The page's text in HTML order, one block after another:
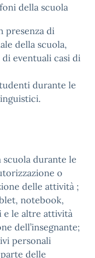
della scuola
presenza di
della scuola,
eventuali casi di
durante le
durante le
o
delle attività ;
notebook,
e le altre attività
dell’insegnante;
personali
delle